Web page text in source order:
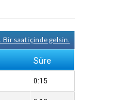
Bir saat içinde gelsin.
Süre
0:15